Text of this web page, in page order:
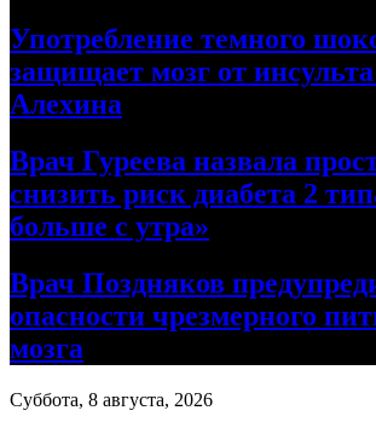
Употребление темного
защищает мозг от
Алехина
Врач Гуреева назвала
снизить риск диабета 2
больше с утра»
Врач Поздняков
опасности чрезмерного
мозга
Суббота, 8 августа, 2026